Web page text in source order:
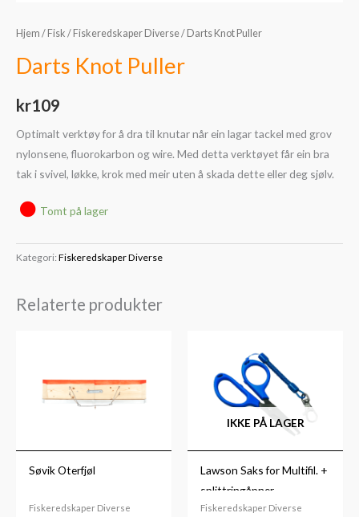
Hjem / Fisk / Fiskeredskaper Diverse/ Darts Knot Puller
Darts Knot Puller
kr109
Optimalt verktøy for å dra til knutar når ein lagar tackel med grov
nylonsene, fluorokarbon og wire. Med detta verktøyet får ein bra
tak i svivel, løkke, krok med meir uten å skada dette eller deg sjølv.
Tomt på lager
Kategori: Fiskeredskaper Diverse
Relaterte produkter
Søvik Oterfjøl
Fiskeredskaper Diverse
IKKE PÅ LAGER
Lawson Saks for Multifil. +
splittringåpner
Fiskeredskaper Diverse